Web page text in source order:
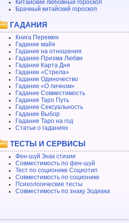
Китайский любовный гороскоп
Брачный китайский гороскоп
ГАДАНИЯ
Книга Перемен
Гадание майя
Гадание на отношения
Гадание Призма Любви
Гадание Карта Дня
Гадание «Стрела»
Гадание Одиночество
Гадание «О личном»
Гадание Совместимость
Гадание Таро Путь
Гадание Сексуальность
Гадание Выбор
Гадание Таро на год
Статьи о гаданиях
ТЕСТЫ И СЕРВИСЫ
Фен-шуй Знак стихии
Совместимость по фен-шуй
Тест по соционике Социотип
Совместимость по соционике
Психологические тесты
Совместимость по знаку Зодиака